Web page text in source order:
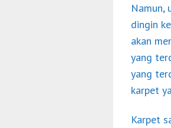
Namun,
dingin
akan
yang
yang
karpet
Karpet